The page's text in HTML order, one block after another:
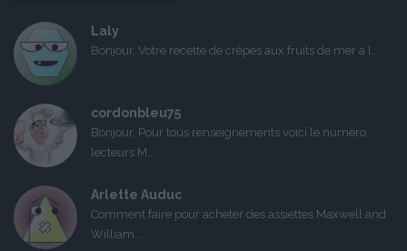
Laly
Bonjour, Votre recette de crêpes aux fruits de mer a l...
cordonbleu75
Bonjour, Pour tous renseignements voici le numéro
lecteurs M...
Arlette Auduc
Comment faire pour acheter des assiettes Maxwell and
William...